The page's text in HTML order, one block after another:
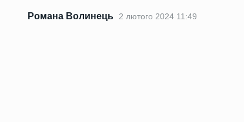
Романа Волинець 2 лютого 2024 11:49